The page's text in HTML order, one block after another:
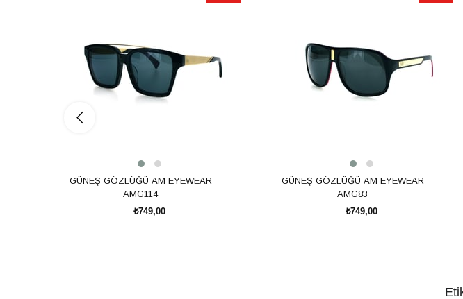
GÜNEŞ GÖZLÜĞÜ AM EYEWEAR
AMG114
₺749,00
GÜNEŞ GÖZLÜĞÜ AM EYEWEAR
AMG83
₺749,00